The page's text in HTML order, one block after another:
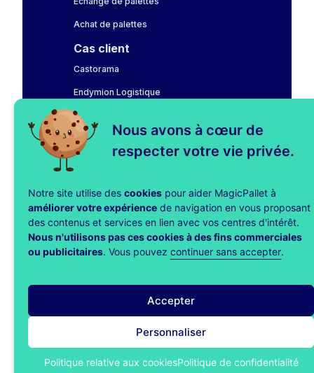
Nous avons à cœur de
respecter votre vie privée.
Notre site utilise des cookies pour aider MagicPallet à
améliorer votre expérience de navigation en vous proposant
des contenus et services en lien avec vos centres d'intérêt.
Nous n'utilisons pas ces cookies à des fins commerciales
ou publicitaires. Vous pouvez continuer sans accepter.
Accepter
Personnaliser
Politique relative aux cookiesPolitique de confidentialité
Achat de palettes
Cas client
Castorama
Endymion Logistique
Fnac Darty
LAHAYE Global Logistics
MagicPallet
Blog
Politique de
Politique relative aux